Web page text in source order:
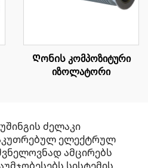
Ღონის კომპოზიტური
იზოლატორი
ძელაკი
ელექტრულ
ამცირებს